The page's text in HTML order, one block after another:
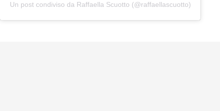
Un post condiviso da Raffaella Scuotto (@raffaellascuotto)